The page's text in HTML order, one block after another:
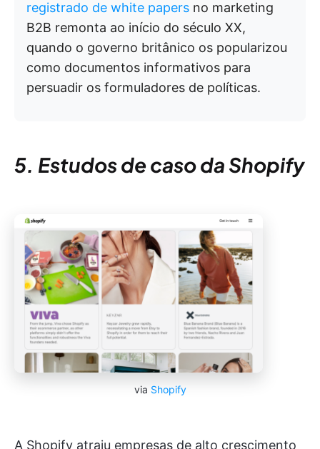
registrado de white papers no marketing
B2B remonta ao início do século XX,
quando o governo britânico os popularizou
como documentos informativos para
persuadir os formuladores de políticas.
5. Estudos de caso da Shopify
via Shopify
A Shopify atraiu empresas de alto crescimento